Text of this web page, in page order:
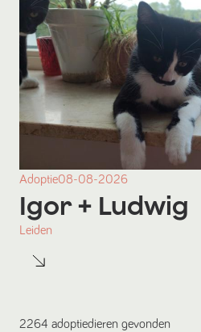
Adoptie08-08-2026
Igor+ Ludwig
Leiden
2264 adoptiedieren gevonden